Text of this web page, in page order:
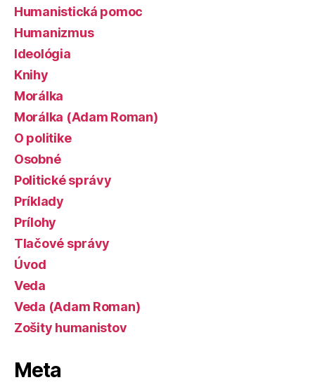
Humanistická pomoc
Humanizmus
Ideológia
Knihy
Morálka
Morálka (Adam Roman)
O politike
Osobné
Politické správy
Príklady
Prílohy
Tlačové správy
Úvod
Veda
Veda (Adam Roman)
Zošity humanistov
Meta